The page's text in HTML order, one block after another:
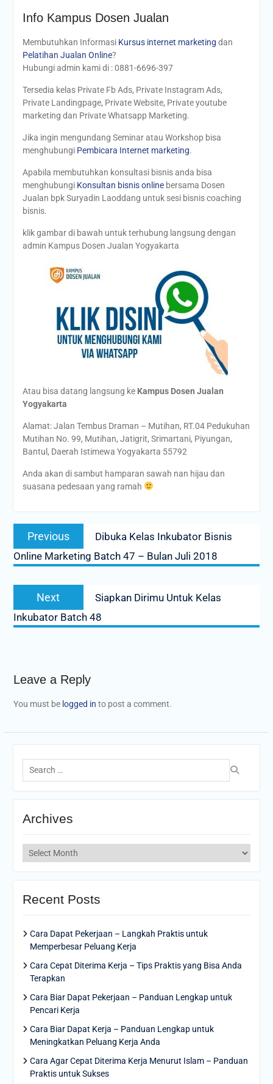
Info Kampus Dosen Jualan
Membutuhkan Informasi Kursus internet marketing dan
Pelatihan Jualan Online?
Hubungi admin kami di : 0881-6696-397
Tersedia kelas Private Fb Ads, Private Instagram Ads,
Private Landingpage, Private Website, Private youtube
marketing dan Private Whatsapp Marketing.
Jika ingin mengundang Seminar atau Workshop bisa
menghubungi Pembicara Internet marketing.
Apabila membutuhkan konsultasi bisnis anda bisa
menghubungi Konsultan bisnis onlinebersama Dosen
Jualan bpk Suryadin Laoddang untuk sesi bisnis coaching
bisnis.
klik gambar di bawah untuk terhubung langsung dengan
admin Kampus Dosen Jualan Yogyakarta
Atau bisa datang langsung ke Kampus Dosen Jualan
Yogyakarta
Alamat: Jalan Tembus Draman – Mutihan, RT.04 Pedukuhan
Mutihan No. 99, Mutihan, Jatigrit, Srimartani, Piyungan,
Bantul, Daerah Istimewa Yogyakarta 55792
Anda akan di sambut hamparan sawah nan hijau dan
suasana pedesaan yang ramah
Post
navigation
Previous
Previous
post:
Dibuka Kelas Inkubator Bisnis
Online Marketing Batch 47 – Bulan Juli 2018
Next
Next
post:
Siapkan Dirimu Untuk Kelas
Inkubator Batch 48
Leave a Reply
You must be logged in to post a comment.
Search
for:
Archives
Archives
Recent Posts
Cara Dapat Pekerjaan – Langkah Praktis untuk
Memperbesar Peluang Kerja
Cara Cepat Diterima Kerja – Tips Praktis yang Bisa Anda
Terapkan
Cara Biar Dapat Pekerjaan – Panduan Lengkap untuk
Pencari Kerja
Cara Biar Dapat Kerja – Panduan Lengkap untuk
Meningkatkan Peluang Kerja Anda
Cara Agar Cepat Diterima Kerja Menurut Islam – Panduan
Praktis untuk Sukses